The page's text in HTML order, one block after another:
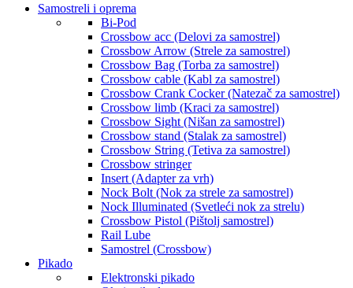
Samostreli i oprema
Bi-Pod
Crossbow acc (Delovi za samostrel)
Crossbow Arrow (Strele za samostrel)
Crossbow Bag (Torba za samostrel)
Crossbow cable (Kabl za samostrel)
Crossbow Crank Cocker (Natezač za samostrel)
Crossbow limb (Kraci za samostrel)
Crossbow Sight (Nišan za samostrel)
Crossbow stand (Stalak za samostrel)
Crossbow String (Tetiva za samostrel)
Crossbow stringer
Insert (Adapter za vrh)
Nock Bolt (Nok za strele za samostrel)
Nock Illuminated (Svetleći nok za strelu)
Crossbow Pistol (Pištolj samostrel)
Rail Lube
Samostrel (Crossbow)
Pikado
Elektronski pikado